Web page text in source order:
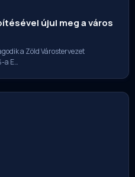
újul meg a város
a Zöld Várostervezet
a E…